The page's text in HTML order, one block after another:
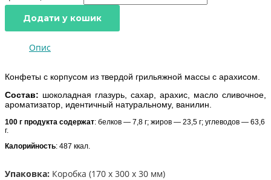
Додати у кошик
Опис
Конфеты с корпусом из твердой грильяжной массы с арахисом.
Состав: шоколадная глазурь, сахар, арахис, масло сливочное,
ароматизатор, идентичный натуральному, ванилин.
100 г продукта содержат: белков — 7,8 г; жиров — 23,5 г; углеводов — 63,6
г.
Калорийность: 487 ккал.
Упаковка: Коробка (170 x 300 x 30 мм)